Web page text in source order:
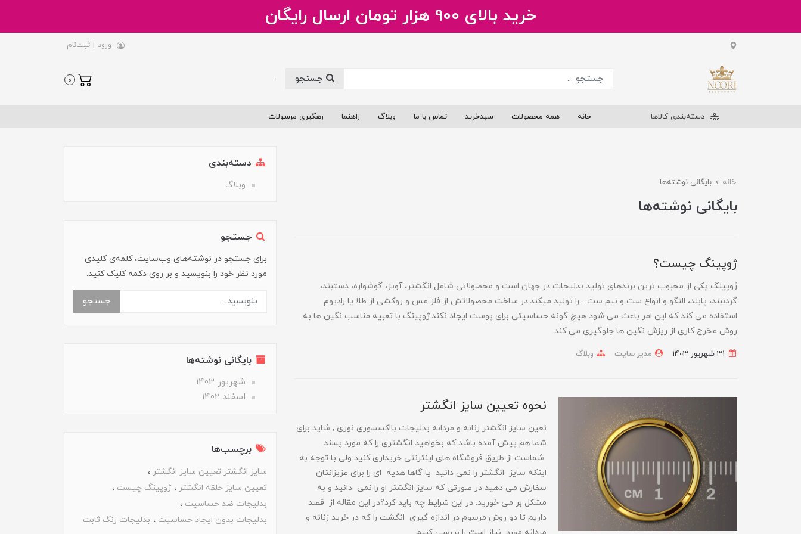
خرید بالای 900 هزار تومان ارسال رایگان
ورود | ثبت‌نام
.
0
دسته‌بندی کالاها خانه همه محصولات سبدخرید تماس با ما وبلاگ راهنما رهگیری مرسولات
خانه بایگانی نوشته‌ها
بایگانی نوشته‌ها
ژوپینگ چیست؟
ژوپینگ یکی از محبوب ترین برندهای تولید بدلیجات در جهان است و محصولاتی شامل انگشتر، آویز، گوشواره، دستبند،
گردنبند، پابند، النگو و انواع ست و نیم ست... را تولید میکند.در ساخت محصولاتش از فلز مس و روکشی از طلا یا رادیوم
استفاده می کند که این امر باعث می شود هیچ گونه حساسیتی برای پوست ایجاد نکند.ژوپینگ با تعبیه مناسب نگین ها به
روش مخرج کاری از ریزش نگین ها جلوگیری می کند.
مدیر سایت وبلاگ
نحوه تعیین سایز انگشتر
تعین سایز انگشتر زنانه و مردانه بدلیجات بااکسسوری نوری , شاید برای
شما هم پیش آمده باشد که بخواهید انگشتری را که مورد پسند
شماست از طریق فروشگاه های اینترنتی خریداری کنید ولی با توجه به
اینکه سایز انگشتر را نمی دانید یا گاها هدیه ای را برای عزیزانتان
سفارش می دهید در صورتی که سایز انگشتر او را نمی دانید و به
مشکل بر می خورید. در این شرایط چه باید کرد؟در این مقاله از قصد
داریم تا دو روش مرسوم در اندازه گیری انگشت را که در خرید زنانه و
دسته‌بندی
وبلاگ
جستجو
برای جستجو در نوشته‌های وب‌سایت، کلمه‌ی کلیدی
مورد نظر خود را بنویسید و بر روی دکمه کلیک کنید.
جستجو
بایگانی نوشته‌ها
شهریور 1403
اسفند 1402
برچسب‌ها
سایز انگشتر تعیین سایز انگشتر
تعیین سایز حلقه انگشتر ژوپینگ چیست
بدلیجات ضد حساسیت
بدلیجات بدون ایجاد حساسیت بدلیجات رنگ ثابت